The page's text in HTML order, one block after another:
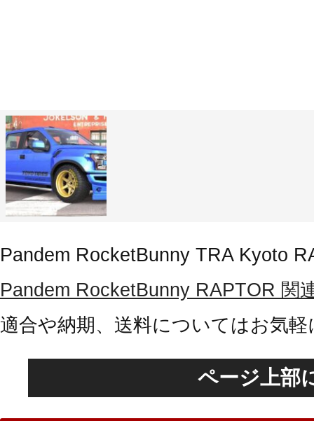
Pandem RocketBunny TRA Kyoto
Pandem RocketBunny RAPTOR 関
適合や納期、送料についてはお気
ページ上部